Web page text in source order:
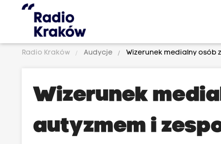
Radio Kraków Audycje Wizerunek medialny osób
Wizerunek
autyzmem i